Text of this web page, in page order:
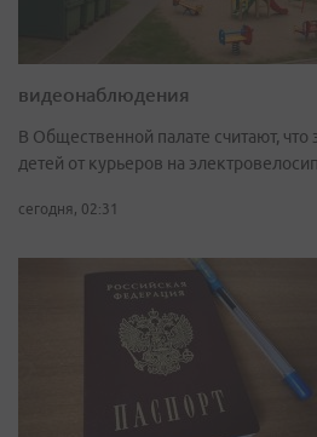
видеонаблюдения
В Общественной палате считают,
детей от курьеров на
сегодня, 02:31